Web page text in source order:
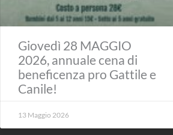
Giovedì 28 MAGGIO
2026, annuale cena di
beneficenza pro Gattile e
Canile!
13 Maggio 2026